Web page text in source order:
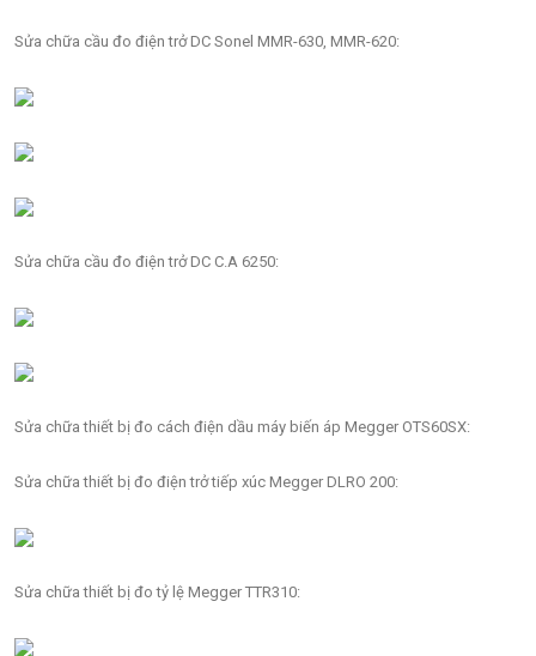
Sửa chữa cầu đo điện trở DC Sonel MMR-630, MMR-620:
Sửa chữa cầu đo điện trở DC C.A 6250:
Sửa chữa thiết bị đo cách điện dầu máy biến áp Megger OTS60SX:
Sửa chữa thiết bị đo điện trở tiếp xúc Megger DLRO 200:
Sửa chữa thiết bị đo tỷ lệ Megger TTR310: